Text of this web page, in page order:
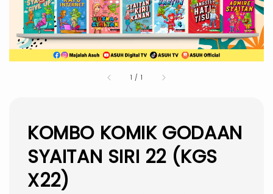
1 / 1
KOMBO KOMIK GODAAN
SYAITAN SIRI 22 (KGS
X22)